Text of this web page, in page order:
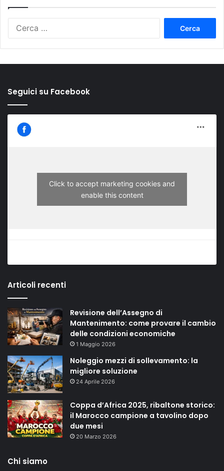
Seguici su Facebook
Click to accept marketing cookies and
enable this content
Articoli recenti
Revisione dell’Assegno di
Mantenimento: come provare il cambio
delle condizioni economiche
1 Maggio 2026
Noleggio mezzi di sollevamento: la
migliore soluzione
24 Aprile 2026
Coppa d’Africa 2025, ribaltone storico:
il Marocco campione a tavolino dopo
due mesi
20 Marzo 2026
Chi siamo